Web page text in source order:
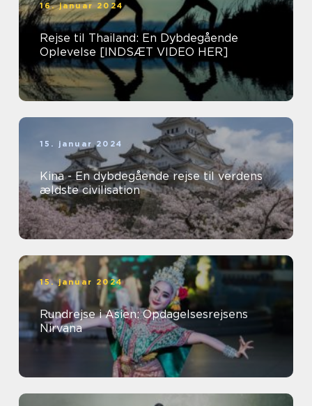
16. januar 2024
Rejse til Thailand: En Dybdegående
Oplevelse [INDSÆT VIDEO HER]
15. januar 2024
Kina - En dybdegående rejse til verdens
ældste civilisation
15. januar 2024
Rundrejse i Asien: Opdagelsesrejsens
Nirvana